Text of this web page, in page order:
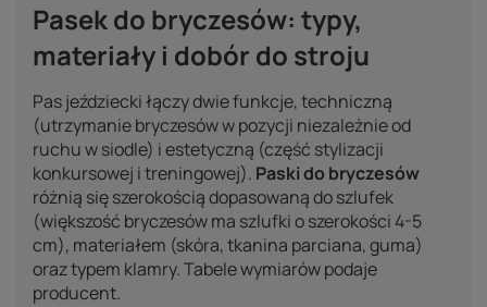
Pasek do bryczesów: typy,
materiały i dobór do stroju
Pas jeździecki łączy dwie funkcje, techniczną
(utrzymanie bryczesów w pozycji niezależnie od
ruchu w siodle) i estetyczną (część stylizacji
konkursowej i treningowej). Paski do bryczesów
różnią się szerokością dopasowaną do szlufek
(większość bryczesów ma szlufki o szerokości 4-5
cm), materiałem (skóra, tkanina parciana, guma)
oraz typem klamry. Tabele wymiarów podaje
producent.